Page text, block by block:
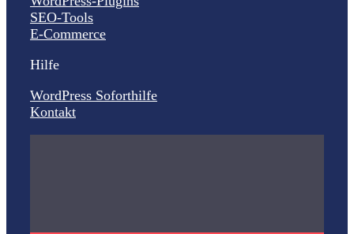
SEO-Tools
E-Commerce
Hilfe
WordPress Soforthilfe
Kontakt